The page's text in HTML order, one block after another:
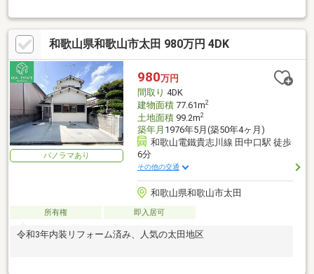
和歌山県和歌山市太田 980万円 4DK
パノラマあり
980万円
間取り 4DK
建物面積77.61m2
土地面積99.2m2
築年月 1976年5月(築50年4ヶ月)
和歌山電鐵貴志川線 田中口駅 徒歩
6分
その他の交通
和歌山県和歌山市太田
所有権 即入居可
令和3年内装リフォーム済み、人気の太田地区